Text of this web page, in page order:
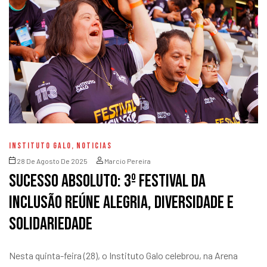
INSTITUTO GALO, NOTICIAS
28 De Agosto De 2025 Marcio Pereira
Sucesso absoluto: 3º Festival da
Inclusão reúne alegria, diversidade e
solidariedade
Nesta quinta-feira (28), o Instituto Galo celebrou, na Arena